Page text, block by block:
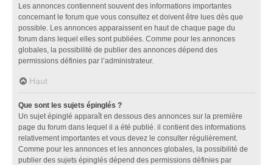
Les annonces contiennent souvent des informations importantes
concernant le forum que vous consultez et doivent être lues dès que
possible. Les annonces apparaissent en haut de chaque page du
forum dans lequel elles sont publiées. Comme pour les annonces
globales, la possibilité de publier des annonces dépend des
permissions définies par l’administrateur.
Haut
Que sont les sujets épinglés ?
Un sujet épinglé apparaît en dessous des annonces sur la première
page du forum dans lequel il a été publié. il contient des informations
relativement importantes et vous devez le consulter régulièrement.
Comme pour les annonces et les annonces globales, la possibilité de
publier des sujets épinglés dépend des permissions définies par